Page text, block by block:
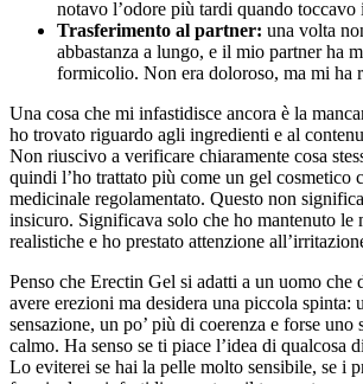
notavo l’odore più tardi quando toccavo
Trasferimento al partner: una volta
abbastanza a lungo, e il mio partner ha
formicolio. Non era doloroso, ma mi ha
Una cosa che mi infastidisce ancora è la
ho trovato riguardo agli ingredienti e al
Non riuscivo a verificare chiaramente cosa
quindi l’ho trattato più come un gel cosmetico
medicinale regolamentato. Questo non
insicuro. Significava solo che ho mantenuto le
realistiche e ho prestato attenzione
Penso che Erectin Gel si adatti a un uomo che
avere erezioni ma desidera una piccola spinta:
sensazione, un po’ più di coerenza e forse uno
calmo. Ha senso se ti piace l’idea di qualcosa
Lo eviterei se hai la pelle molto sensibile, se i